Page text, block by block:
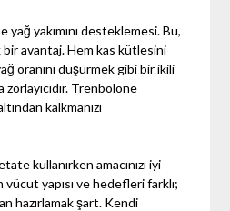
yağ yakımını desteklemesi. Bu,
avantaj. Hem kas kütlesini
oranını düşürmek gibi bir ikili
Trenbolone
kalkmanızı
kullanırken amacınızı iyi
yapısı ve hedefleri farklı;
hazırlamak şart. Kendi